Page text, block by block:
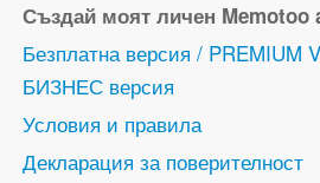
Създай моят личен Memotoo
Безплатна версия / PREMIUM
БИЗНЕС версия
Условия и правила
Декларация за поверителност